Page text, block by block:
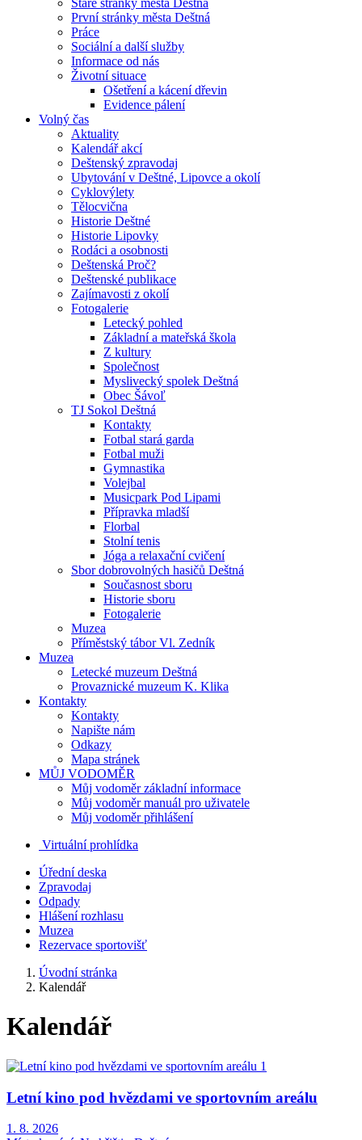
Staré stránky města Deštná
První stránky města Deštná
Práce
Sociální a další služby
Informace od nás
Životní situace
Ošetření a kácení dřevin
Evidence pálení
Volný čas
Aktuality
Kalendář akcí
Deštenský zpravodaj
Ubytování v Deštné, Lipovce a okolí
Cyklovýlety
Tělocvična
Historie Deštné
Historie Lipovky
Rodáci a osobnosti
Deštenská Proč?
Deštenské publikace
Zajímavosti z okolí
Fotogalerie
Letecký pohled
Základní a mateřská škola
Z kultury
Společnost
Myslivecký spolek Deštná
Obec Šávoľ
TJ Sokol Deštná
Kontakty
Fotbal stará garda
Fotbal muži
Gymnastika
Volejbal
Musicpark Pod Lipami
Přípravka mladší
Florbal
Stolní tenis
Jóga a relaxační cvičení
Sbor dobrovolných hasičů Deštná
Současnost sboru
Historie sboru
Fotogalerie
Muzea
Příměstský tábor Vl. Zedník
Muzea
Letecké muzeum Deštná
Provaznické muzeum K. Klika
Kontakty
Kontakty
Napište nám
Odkazy
Mapa stránek
MŮJ VODOMĚR
Můj vodoměr základní informace
Můj vodoměr manuál pro uživatele
Můj vodoměr přihlášení
Virtuální prohlídka
Úřední deska
Zpravodaj
Odpady
Hlášení rozhlasu
Muzea
Rezervace sportovišť
Úvodní stránka
Kalendář
Kalendář
Letní kino pod hvězdami ve sportovním areálu
1. 8. 2026